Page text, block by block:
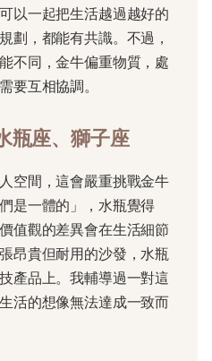
以一起把生活越過越好的
劃，都能有共識。不過，
不同，金牛偏重物質，處
要互相協調。
瓶座、獅子座
空間，這會嚴重挑戰金牛
是一體的」，水瓶覺得
值觀的差異會在生活細節
昂貴但耐用的沙發，水瓶
產品上。我輔導過一對這
活的想像無法達成一致而